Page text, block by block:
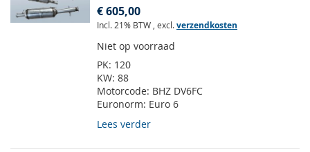
€ 605,00
Incl. 21% BTW , excl.verzendkosten
Niet op voorraad
PK: 120
KW: 88
Motorcode: BHZ DV6FC
Euronorm: Euro 6
Lees verder